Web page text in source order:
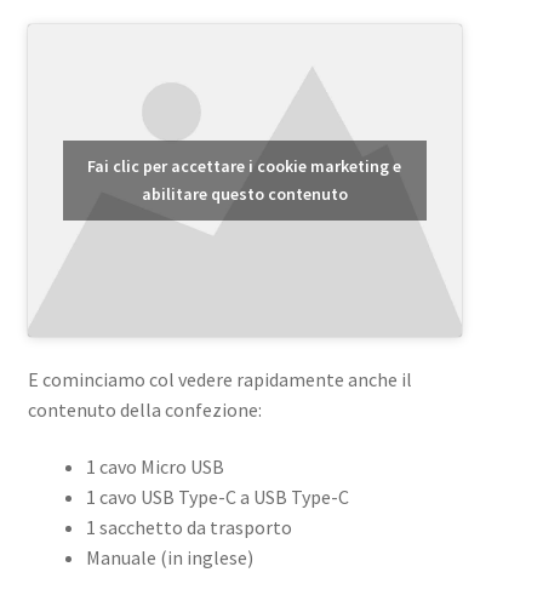
Fai clic per accettare i cookie marketing e
abilitare questo contenuto
E cominciamo col vedere rapidamente anche il
contenuto della confezione:
1 cavo Micro USB
1 cavo USB Type-C a USB Type-C
1 sacchetto da trasporto
Manuale (in inglese)